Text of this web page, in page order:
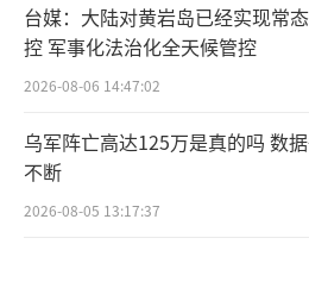
台媒：大陆对黄岩岛已经实现常
控 军事化法治化全天候管控
2026-08-06 14:47:02
乌军阵亡高达125万是真的吗 数
不断
2026-08-05 13:17:37